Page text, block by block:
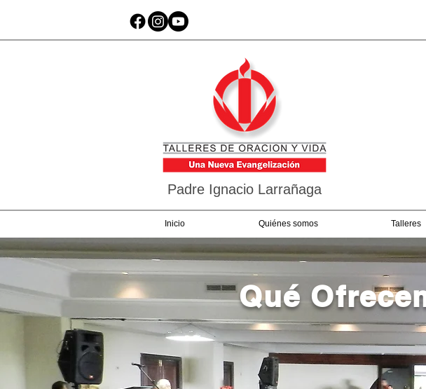
Padre Ignacio Larrañaga
Inicio Quiénes somos Talleres
Qué